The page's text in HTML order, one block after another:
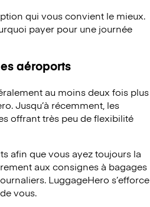
qui vous convient le mieux.
payer pour une journée
aéroports
au moins deux fois plus
Jusqu’à récemment, les
offrant très peu de flexibilité
afin que vous ayez toujours la
aux consignes à bagages
LuggageHero s’efforce
vous.